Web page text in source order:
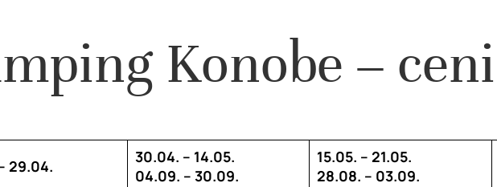
Konobe –
29.04.
30.04. – 14.05.
04.09. – 30.09.
15.05. – 21.05.
28.08. – 03.09.